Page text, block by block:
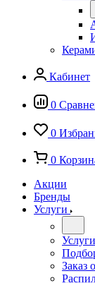
Кабинет
0
0
0
Акции
Бренды
Услуги
Услуги
Заказ